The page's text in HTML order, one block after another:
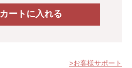
カートに入れる
お客様サポート